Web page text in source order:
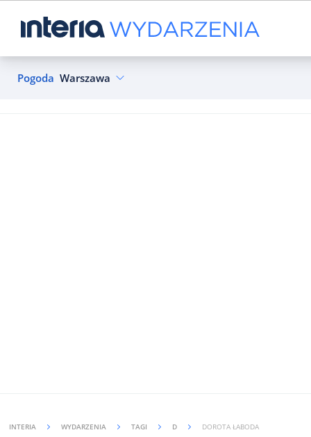
Pogoda Warszawa
INTERIA WYDARZENIA TAGI D DOROTA ŁABODA